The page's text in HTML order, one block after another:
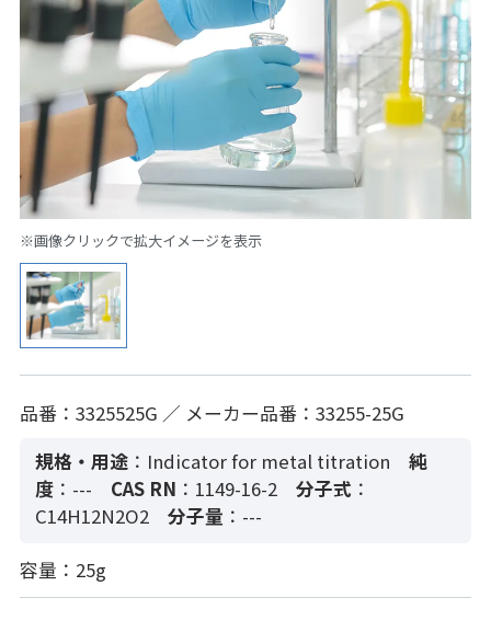
※画像クリックで拡大イメージを表示
品番：3325525G ／ メーカー品番：33255-25G
規格・用途 ：Indicator for metal titration
純
度 ：--- CAS RN ：1149-16-2 分子式 ：
C14H12N2O2
分子量 ：---
容量：25g